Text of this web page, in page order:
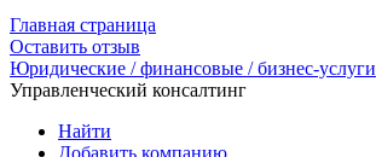
Главная страница
Оставить отзыв
Юридические / финансовые / бизнес-услуги
Управленческий консалтинг
Найти
Добавить компанию